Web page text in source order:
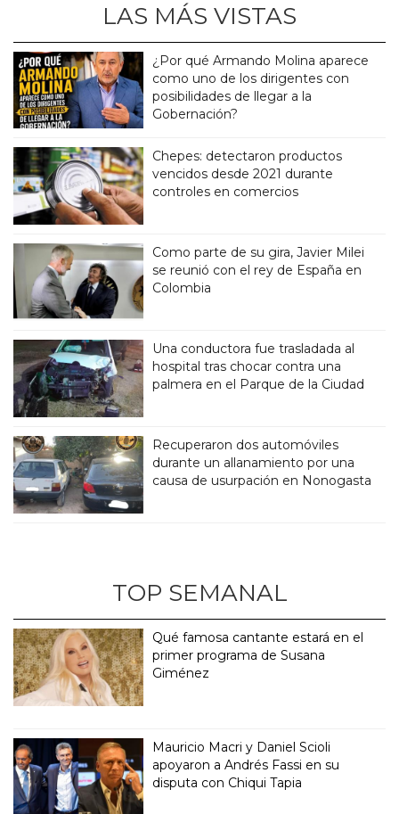
LAS MÁS VISTAS
¿Por qué Armando Molina aparece
como uno de los dirigentes con
posibilidades de llegar a la
Gobernación?
Chepes: detectaron productos
vencidos desde 2021 durante
controles en comercios
Como parte de su gira, Javier Milei
se reunió con el rey de España en
Colombia
Una conductora fue trasladada al
hospital tras chocar contra una
palmera en el Parque de la Ciudad
Recuperaron dos automóviles
durante un allanamiento por una
causa de usurpación en Nonogasta
TOP SEMANAL
Qué famosa cantante estará en el
primer programa de Susana
Giménez
Mauricio Macri y Daniel Scioli
apoyaron a Andrés Fassi en su
disputa con Chiqui Tapia